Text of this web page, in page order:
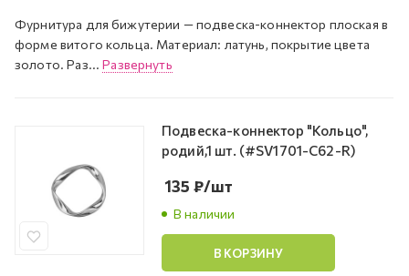
Фурнитура для бижутерии — подвеска-коннектор плоская в
форме витого кольца. Материал: латунь, покрытие цвета
золото. Раз...Развернуть
Подвеска-коннектор "Кольцо",
родий,1 шт. (#SV1701-C62-R)
В наличии
135 ₽/шт
В КОРЗИНУ